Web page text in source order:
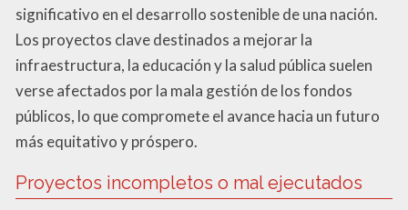
significativo en el desarrollo sostenible de una nación.
Los proyectos clave destinados a mejorar la
infraestructura, la educación y la salud pública suelen
verse afectados por la mala gestión de los fondos
públicos, lo que compromete el avance hacia un futuro
más equitativo y próspero.
Proyectos incompletos o mal ejecutados